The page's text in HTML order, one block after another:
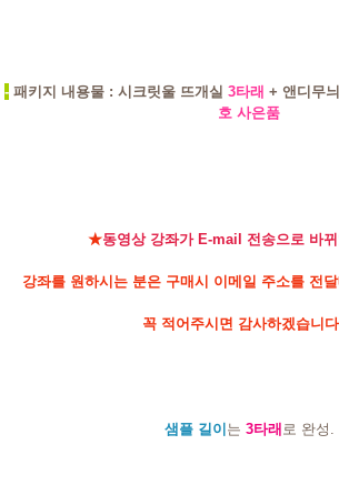
- 패키지 내용물 : 시크릿울 뜨개실 3타래 + 앤디무
호 사은품
★동영상 강좌가 E-mail 전송으로 바
강좌를 원하시는 분은 구매시 이메일 주소를 전
꼭 적어주시면 감사하겠습니
샘플 길이 는 3타래 로 완성.